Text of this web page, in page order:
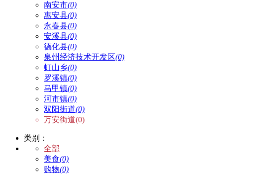
南安市(0)
惠安县(0)
永春县(0)
安溪县(0)
德化县(0)
泉州经济技术开发区(0)
虹山乡(0)
罗溪镇(0)
马甲镇(0)
河市镇(0)
双阳街道(0)
万安街道(0)
类别：
全部
美食(0)
购物(0)